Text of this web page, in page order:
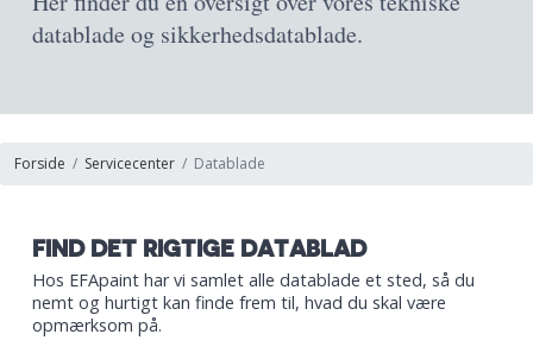
datablade og sikkerhedsdatablade.
Forside Servicecenter Datablade
FIND DET RIGTIGE DATABLAD
Hos EFApaint har vi samlet alle datablade et sted, så du
nemt og hurtigt kan finde frem til, hvad du skal være
opmærksom på.